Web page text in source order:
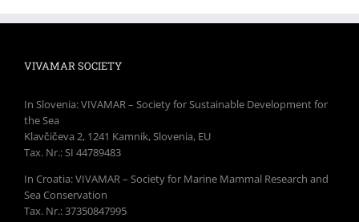
VIVAMAR SOCIETY
In Slovenia: VIVAMAR – Society for Sustainable Development for
the Sea
Klavčičeva 2, 1241 Kamnik, Slovenia, EU
Tax. Nr.: SI 44789483
In Croatia: VIVAMAR – Society for Marine Mammal Research and
Sea Conservation
Tax. Nr.: 37350847995